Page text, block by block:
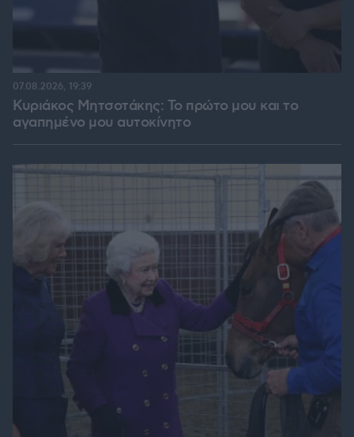
Κυριάκος Μητσοτάκης: Το πρώτο μου και το
αγαπημένο μου αυτοκίνητο
07.08.2026, 19:39